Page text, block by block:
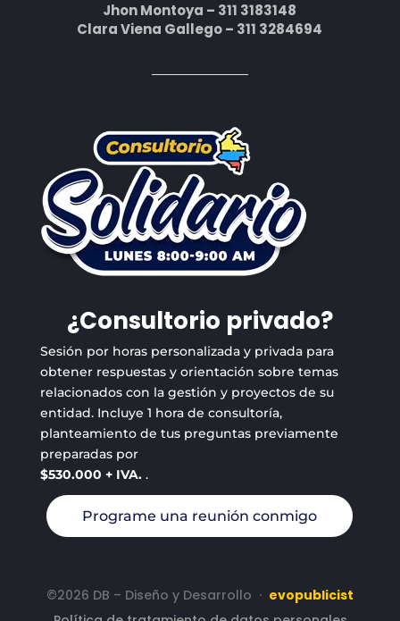
Jhon Montoya – 311 3183148
Clara Viena Gallego – 311 3284694
¿Consultorio privado?
Sesión por horas personalizada y privada para
obtener respuestas y orientación sobre temas
relacionados con la gestión y proyectos de su
entidad. Incluye 1 hora de consultoría,
planteamiento de tus preguntas previamente
preparadas por
$530.000 + IVA. .
Programe una reunión conmigo
©2026 DB – Diseño y Desarrollo · evopublicist